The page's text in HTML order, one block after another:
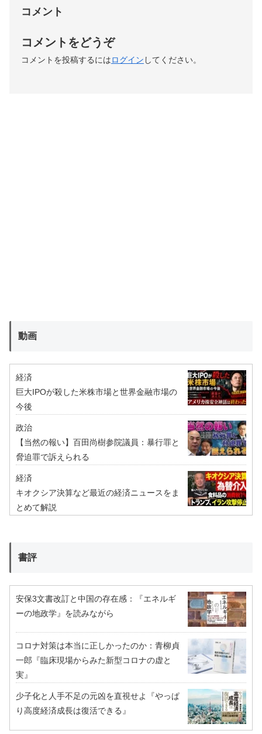
コメント
コメントをどうぞ
コメントを投稿するにはログイン してください。
動画
経済
巨大IPOが殺した米株市場と世界金融市場の
今後
政治
【当然の報い】百田尚樹参院議員：暴行罪と
脅迫罪で訴えられる
経済
キオクシア決算など最近の経済ニュースをま
とめて解説
書評
安保3文書改訂と中国の存在感：『エネルギ
ーの地政学』を読みながら
コロナ対策は本当に正しかったのか：青柳貞
一郎『臨床現場からみた新型コロナの虚と
実』
少子化と人手不足の元凶を直視せよ『やっぱ
り高度経済成長は復活できる』